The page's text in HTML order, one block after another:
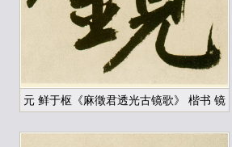
元 鲜于枢《麻徵君透光古镜歌》 楷书 镜